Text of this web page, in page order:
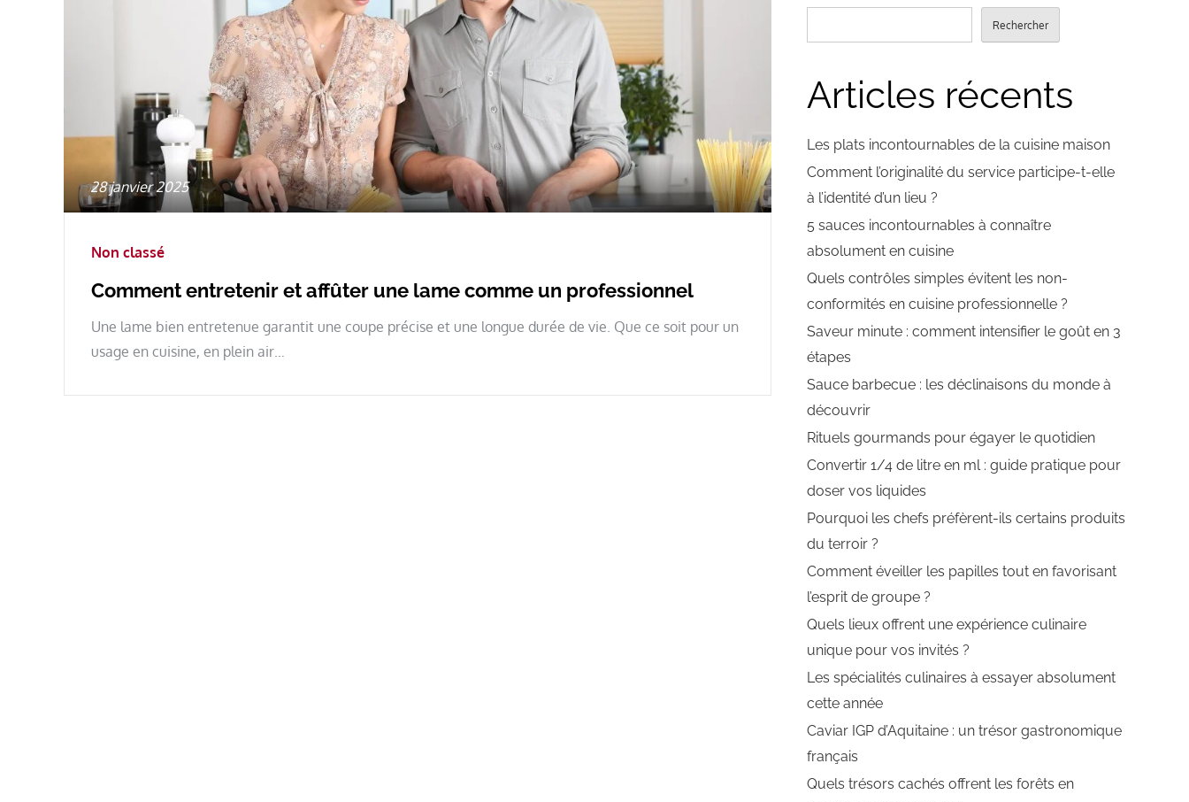
Posted
on
28 janvier 2025
Non classé
Comment entretenir et affûter une lame comme un professionnel
Une lame bien entretenue garantit une coupe précise et une longue durée de vie. Que ce soit pour un
usage en cuisine, en plein air…
Rechercher
Articles récents
Les plats incontournables de la cuisine maison
Comment l’originalité du service participe-t-elle
à l’identité d’un lieu ?
5 sauces incontournables à connaître
absolument en cuisine
Quels contrôles simples évitent les non-
conformités en cuisine professionnelle ?
Saveur minute : comment intensifier le goût en 3
étapes
Sauce barbecue : les déclinaisons du monde à
découvrir
Rituels gourmands pour égayer le quotidien
Convertir 1/4 de litre en ml : guide pratique pour
doser vos liquides
Pourquoi les chefs préfèrent-ils certains produits
du terroir ?
Comment éveiller les papilles tout en favorisant
l’esprit de groupe ?
Quels lieux offrent une expérience culinaire
unique pour vos invités ?
Les spécialités culinaires à essayer absolument
cette année
Caviar IGP d’Aquitaine : un trésor gastronomique
français
Quels trésors cachés offrent les forêts en